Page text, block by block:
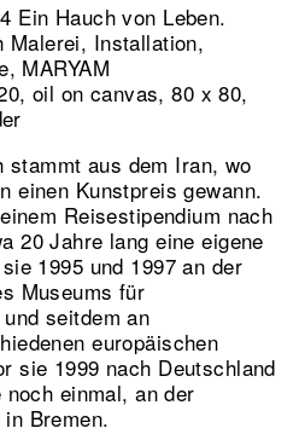
Ein Hauch von Leben.
Malerei, Installation,
MARYAM
oil on canvas, 80 x 80,
stammt aus dem Iran, wo
einen Kunstpreis gewann.
Reisestipendium nach
20 Jahre lang eine eigene
1995 und 1997 an der
Museums für
seitdem an
europäischen
sie 1999 nach Deutschland
einmal, an der
Bremen.